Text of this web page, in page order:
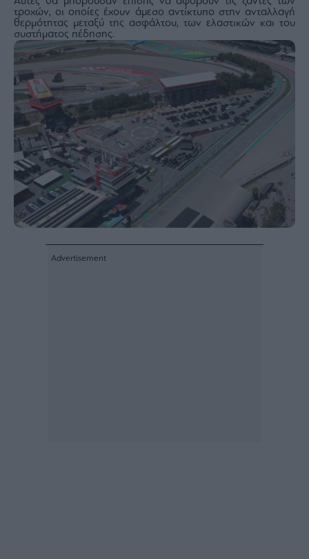
τροχών, οι οποίες έχουν άμεσο αντίκτυπο στην ανταλλαγή
θερμότητας μεταξύ της ασφάλτου, των ελαστικών και του
συστήματος πέδησης.